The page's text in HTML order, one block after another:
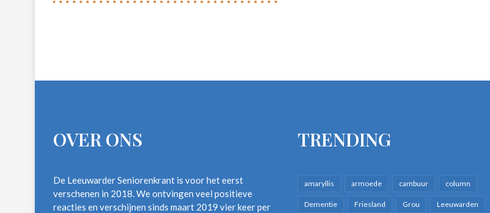
OVER ONS
De Leeuwarder Seniorenkrant is voor het eerst
verschenen in 2018. We ontvingen veel positieve
reacties en verschijnen sinds maart 2019 vier keer per
TRENDING
amaryllis armoede cambuur column
Dementie Friesland Grou Leeuwarden